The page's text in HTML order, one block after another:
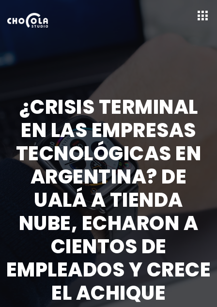
¿CRISIS TERMINAL
EN LAS EMPRESAS
TECNOLÓGICAS EN
ARGENTINA? DE
UALÁ A TIENDA
NUBE, ECHARON A
CIENTOS DE
EMPLEADOS Y CRECE
EL ACHIQUE